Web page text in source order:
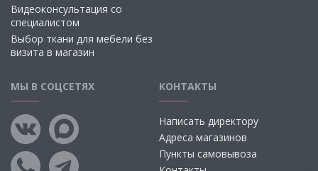
Видеоконсультация со
специалистом
Выбор ткани для мебели без
визита в магазин
МЫ В СОЦСЕТЯХ КОНТАКТЫ
Написать директору
Адреса магазинов
Пункты самовывоза